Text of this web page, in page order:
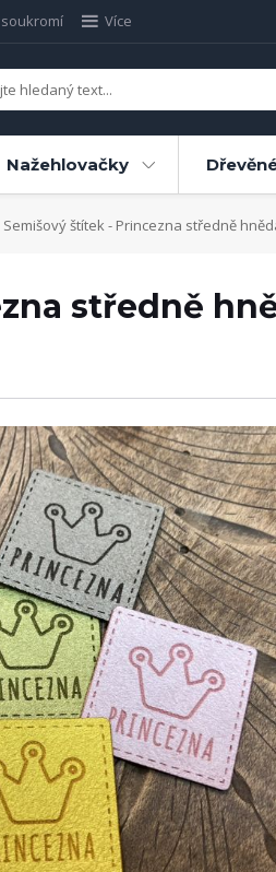
Více
Nažehlovačky
Semišový štítek - Princezna středně
středně